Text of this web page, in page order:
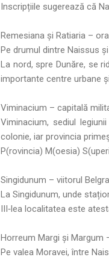
Inscripțiile sugerează că
Remesiana și Ratiaria –
Pe drumul dintre Naissus
La nord, spre Dunăre, se
importante centre urbane
Viminacium – capitală
Viminacium, sediul
colonie, iar provincia
P(rovincia) M(oesia)
Singidunum – viitorul
La Singidunum, unde
III‑lea localitatea este
Horreum Margi și Margum
Pe valea Moravei, între